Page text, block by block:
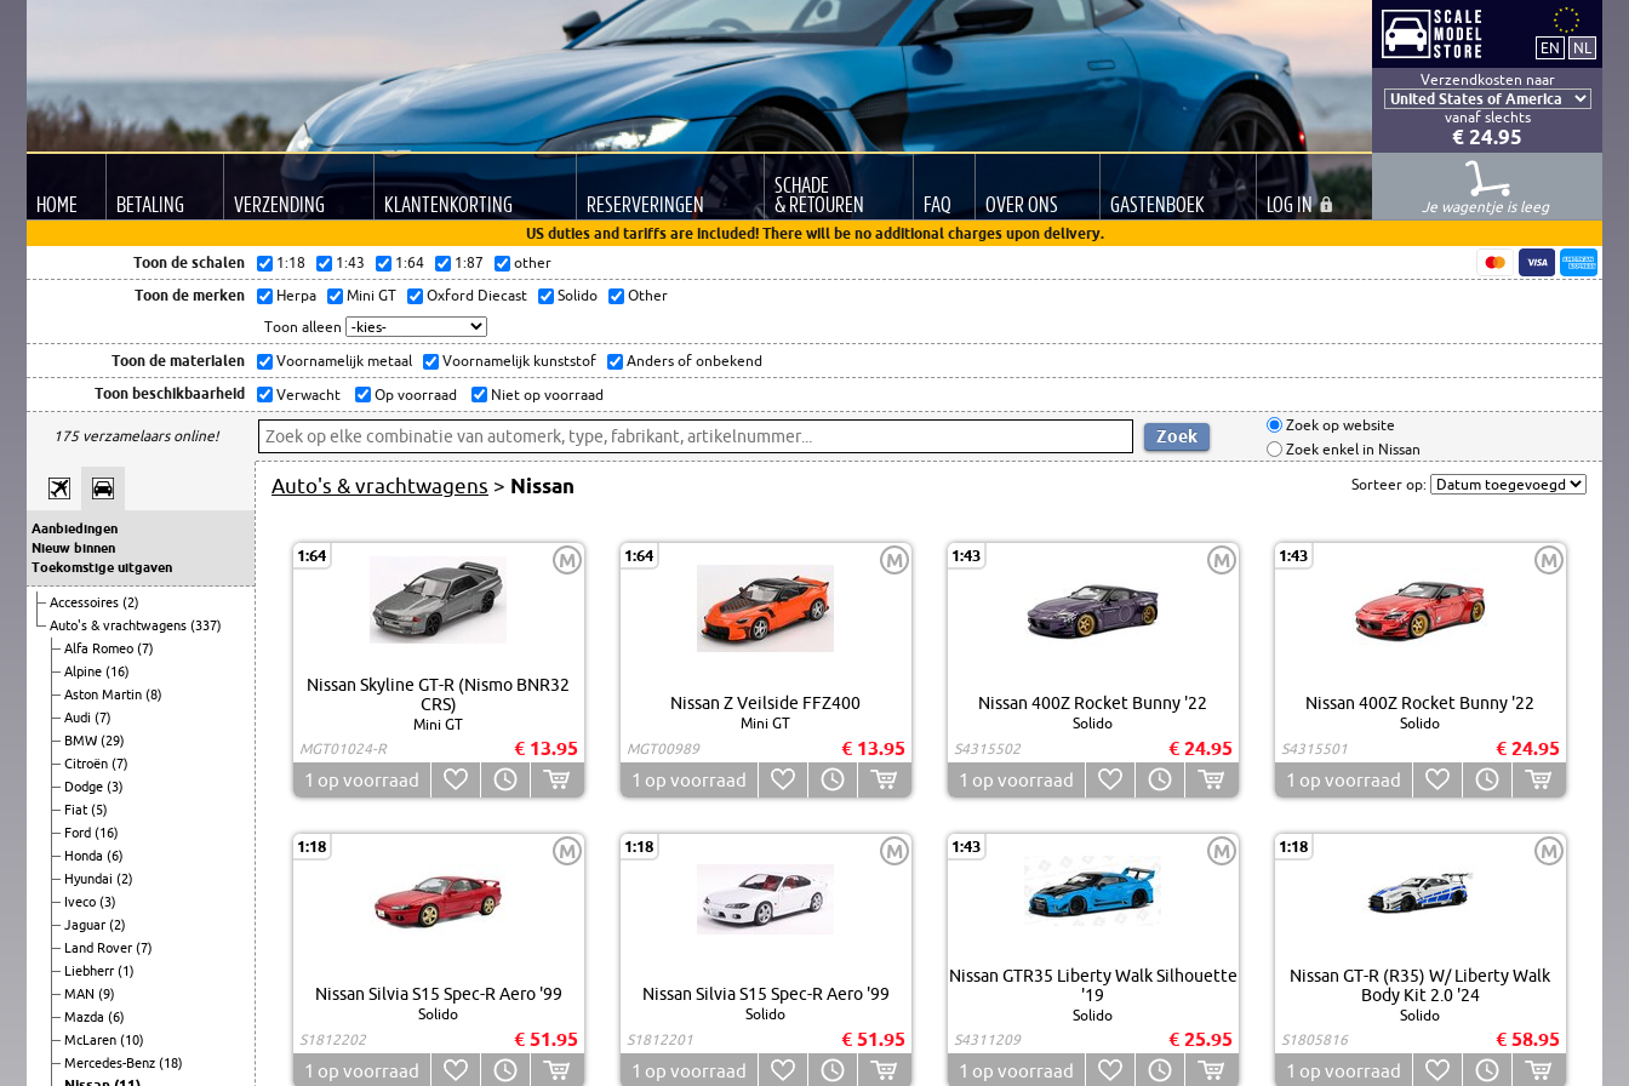
Verzendkosten naar
vanaf slechts
€ 24.95
HOME BETALING VERZENDING KLANTENKORTING RESERVERINGEN
SCHADE
& RETOUREN FAQ OVER ONS GASTENBOEK LOGIN
Je wagentje is leeg
US duties and tariffs are included! There will be no additional charges upon delivery.
Toon de schalen
1:18 1:43 1:64 1:87 other
Toon de merken Herpa Mini GT Oxford Diecast Solido
Other
Toon alleen
Toon de materialen Voornamelijk metaal Voornamelijk kunststof Anders of onbekend
Toon beschikbaarheid Verwacht Op voorraad Niet op voorraad
175 verzamelaars online!
Zoek op website
Zoek enkel in Nissan
Aanbiedingen
Nieuw binnen
Toekomstige uitgaven
Accessoires (2)
Auto's & vrachtwagens (337)
Alfa Romeo (7)
Alpine (16)
Aston Martin (8)
Audi (7)
BMW (29)
Citroën (7)
Dodge (3)
Fiat (5)
Ford (16)
Honda (6)
Hyundai (2)
Iveco (3)
Jaguar (2)
Land Rover (7)
Liebherr (1)
MAN (9)
Mazda (6)
McLaren (10)
Mercedes-Benz (18)
Auto's & vrachtwagens > Nissan Sorteer op:
1:64 M
Nissan Skyline GT-R (Nismo BNR32
CRS)
Mini GT
MGT01024-R
€ 13.95
1 op voorraad
1:64 M
Nissan Z Veilside FFZ400
Mini GT
MGT00989
€ 13.95
1 op voorraad
1:43 M
Nissan 400Z Rocket Bunny '22
Solido
S4315502
€ 24.95
1 op voorraad
1:43 M
Nissan 400Z Rocket Bunny '22
Solido
S4315501
€ 24.95
1 op voorraad
1:18 M
Nissan Silvia S15 Spec-R Aero '99
Solido
S1812202
€ 51.95
1 op voorraad
1:18 M
Nissan Silvia S15 Spec-R Aero '99
Solido
S1812201
€ 51.95
1 op voorraad
1:43 M
Nissan GTR35 Liberty Walk Silhouette
'19
Solido
S4311209
€ 25.95
1 op voorraad
1:18 M
Nissan GT-R (R35) W/ Liberty Walk
Body Kit 2.0 '24
Solido
S1805816
€ 58.95
1 op voorraad